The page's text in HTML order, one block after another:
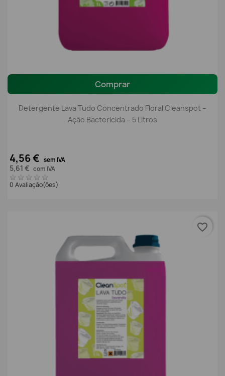
Comprar
Detergente Lava Tudo Concentrado Floral Cleanspot –
Ação Bactericida – 5 Litros
4,56 € sem IVA
5,61 € com IVA
0 Avaliação(ões)
favorite_border